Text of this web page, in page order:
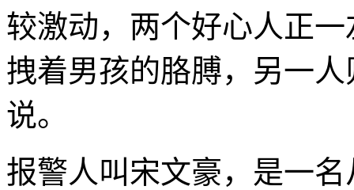
较激动，两个好心人正
拽着男孩的胳膊，另一
说。
报警人叫宋文豪，是一